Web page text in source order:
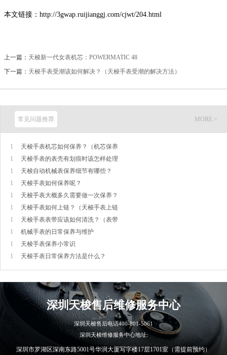
本文链接：http://3gwap.ruijianggj.com/cjwt/204.html
上一篇： 天梭新一代女表机芯：POWERMATIC 48
下一篇： 天梭手表受潮该如何解决？（天梭手表受潮的解决方法）
常见问题推荐 MORE >
1
天梭手表机芯如何保养？（机芯保养
1
天梭手表的表壳有划痕时该怎样处理
1
天梭自动机械表保养细节有哪些？
1
天梭手表如何保养呢？
1
天梭手表大概多久需要做一次保养？
1
天梭手表如何上链？（天梭手表上链
1
天梭手表表带应该如何清洗？（表带
1
机械手表的日常保养与维护
1
天梭手表保养小常识
1
天梭手表日常保养方法是什么？
深圳天梭售后维修服务中心
深圳天梭售后电话400-801-5061
深圳天梭维修服务中心地址:
深圳市罗湖区深南东路5001号华润大厦写字楼17层1701室（需提前预约）